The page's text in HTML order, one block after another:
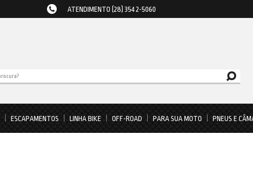
ATENDIMENTO (28) 3542-5060
ESCAPAMENTOS LINHA BIKE OFF-ROAD PARA SUA MOTO PNEUS E